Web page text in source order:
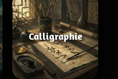
Calligraphie